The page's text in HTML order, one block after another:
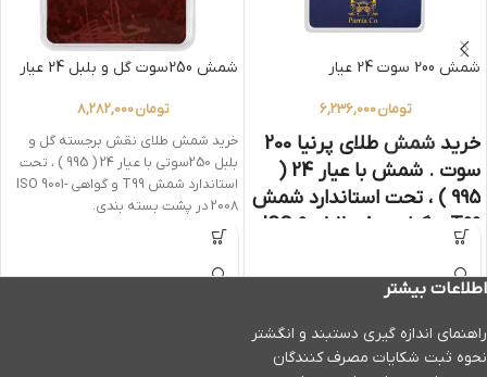
شمش 200 سوت 24 عیار
تومان6,236,000
خرید شمش
طلای پرنیا 200
سوت . شمش با عیار 24 (
995 ) ، تحت استاندارد شمش
T99 و گواهی ISO 9001-2008
در پشت بسته بندی
شمش 250سوت گل و بلبل 24 عیار
تومان8,282,000
خرید شمش طلای نقش برجسته گل و
بلبل 250سوتی با عیار 24 ( 995 ) ، تحت
استاندارد شمش T99 و گواهی ISO 9001-
2008 در پشت بسته بندی.
اطلاعات بیشتر
راهنمای اندازه گیری دستبند و انگشتر
نحوه ثبت شكايات مصرف كنندگان